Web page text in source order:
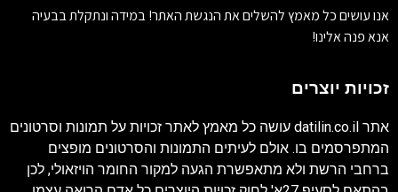
אנו עושים כל מאמץ להשלים את הנגשת האתר! במידה ונתקלת בבעיה
אנא פנה אלינו!
זכויות יוצרים
אתר datilin.co.il עושה כל מאמץ לאתר זכויות על תמונות וסרטונים
המתפרסמים בו. אולם לעיתים התמונות והסרטונים מופצים
ברחבי הרשת ולא מתאפשרת הגעה למקור החומר הויזאולי, לכן